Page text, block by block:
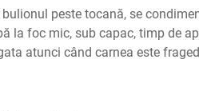
peste tocană, se
la foc mic, sub capac, timp de
atunci când carnea este